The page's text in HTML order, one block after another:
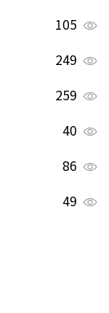
105
249
259
40
86
49